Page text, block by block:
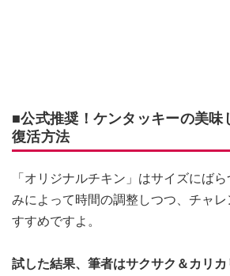
■公式推奨！ケンタッキーの美味
復活方法
「オリジナルチキン」はサイズにば
みによって時間の調整しつつ、チャ
すすめですよ。
試した結果、筆者はサクサク＆カリ